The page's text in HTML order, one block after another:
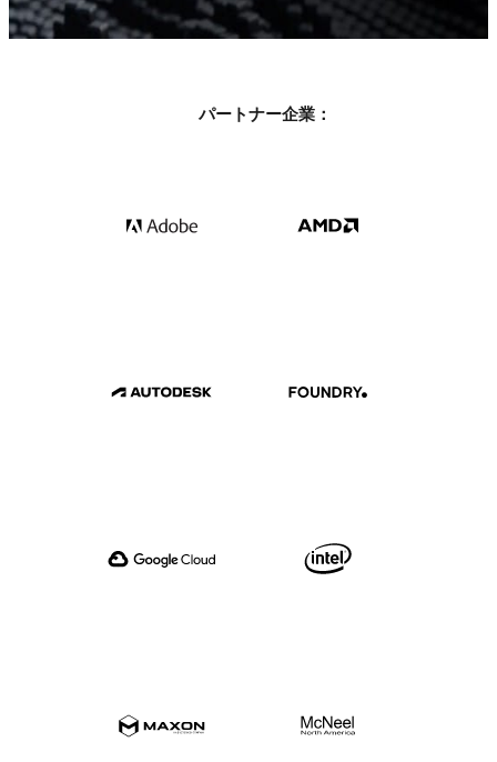
Get your free 30 day trial.
無料で始める
パートナー企業：